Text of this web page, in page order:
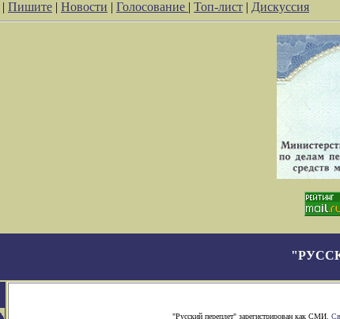
| Пишите | Новости | Голосование | Топ-лист | Дискуссия
"Русский переплет" зарегистрирован как СМИ.